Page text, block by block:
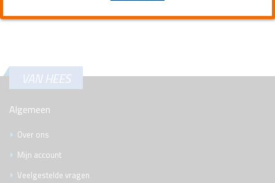
VAN HEES
Algemeen
Over ons
Mijn account
Veelgestelde vragen